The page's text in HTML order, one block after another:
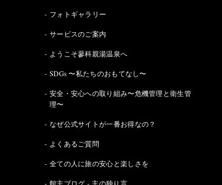
フォトギャラリー
サービスのご案内
ようこそ蓼科親湯温泉へ
SDGs 〜私たちのおもてなし〜
安全・安心への取り組み〜危機管理と衛生管
理〜
なぜ公式サイトが一番お得なの？
よくあるご質問
全ての人に旅の安心と楽しさを